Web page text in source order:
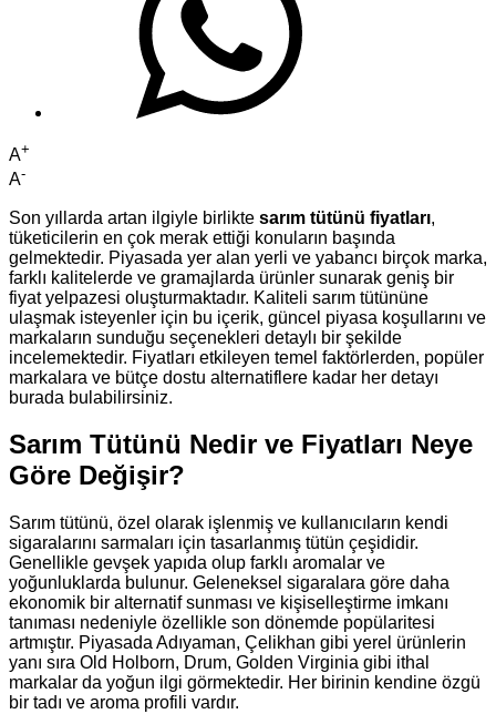
A+
A-
Son yıllarda artan ilgiyle birlikte sarım tütünü fiyatları,
tüketicilerin en çok merak ettiği konuların başında
gelmektedir. Piyasada yer alan yerli ve yabancı birçok marka,
farklı kalitelerde ve gramajlarda ürünler sunarak geniş bir
fiyat yelpazesi oluşturmaktadır. Kaliteli sarım tütününe
ulaşmak isteyenler için bu içerik, güncel piyasa koşullarını ve
markaların sunduğu seçenekleri detaylı bir şekilde
incelemektedir. Fiyatları etkileyen temel faktörlerden, popüler
markalara ve bütçe dostu alternatiflere kadar her detayı
burada bulabilirsiniz.
Sarım Tütünü Nedir ve Fiyatları Neye
Göre Değişir?
Sarım tütünü, özel olarak işlenmiş ve kullanıcıların kendi
sigaralarını sarmaları için tasarlanmış tütün çeşididir.
Genellikle gevşek yapıda olup farklı aromalar ve
yoğunluklarda bulunur. Geleneksel sigaralara göre daha
ekonomik bir alternatif sunması ve kişiselleştirme imkanı
tanıması nedeniyle özellikle son dönemde popülaritesi
artmıştır. Piyasada Adıyaman, Çelikhan gibi yerel ürünlerin
yanı sıra Old Holborn, Drum, Golden Virginia gibi ithal
markalar da yoğun ilgi görmektedir. Her birinin kendine özgü
bir tadı ve aroma profili vardır.